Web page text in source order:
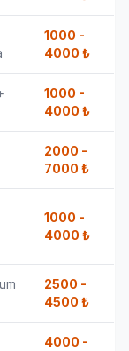
1000 -
4000 ₺
1000 -
4000 ₺
2000 -
7000 ₺
1000 -
4000 ₺
2500 -
4500 ₺
4000 -